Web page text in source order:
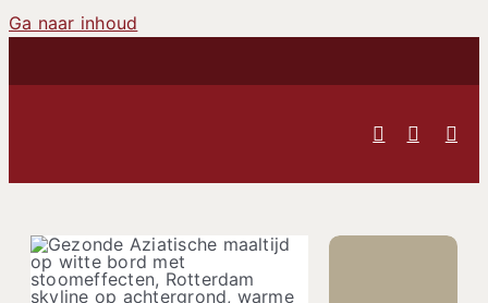
Ga naar inhoud